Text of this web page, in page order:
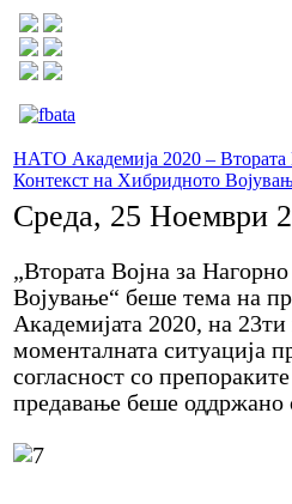
НАТО Академија 2020 – Втората
Контекст на Хибридното
Среда, 25 Ноември
„Втората Војна за
Војување“ беше тема на
Академијата 2020, на
моменталната ситуација
согласност со
предавање беше оддржано